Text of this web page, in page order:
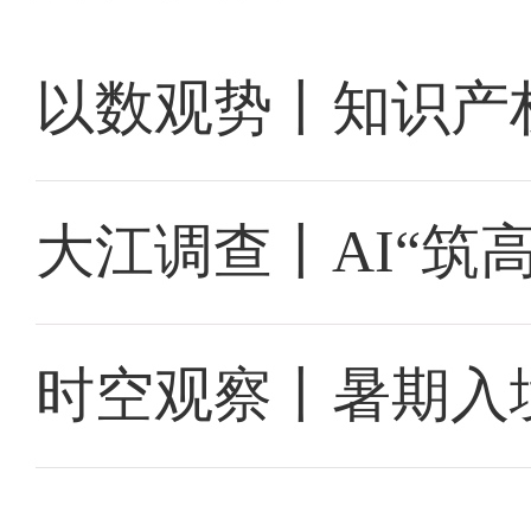
以数观势丨知识
大江调查丨AI“筑
时空观察丨暑期入